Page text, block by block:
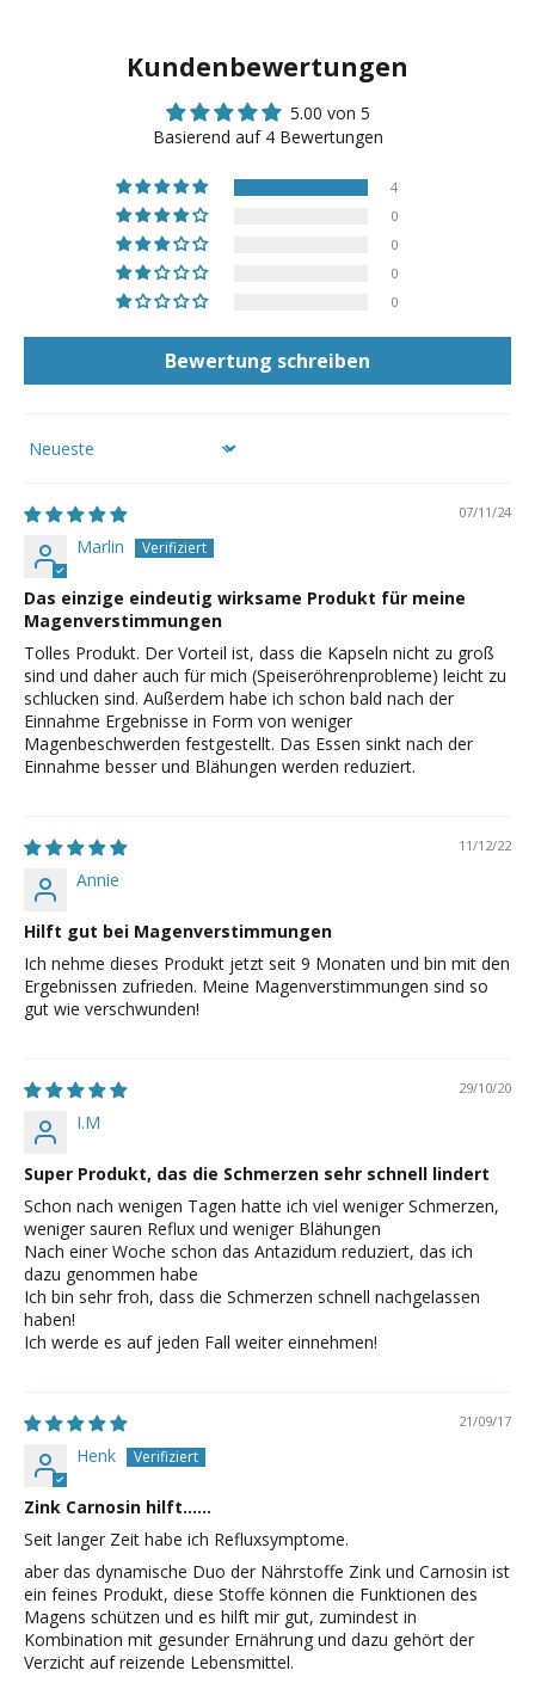
Kundenbewertungen
5.00 von 5
Basierend auf 4 Bewertungen
4
0
0
0
0
Bewertung schreiben
Sort by
07/11/24
Marlin
Das einzige eindeutig wirksame Produkt für meine
Magenverstimmungen
Tolles Produkt. Der Vorteil ist, dass die Kapseln nicht zu groß
sind und daher auch für mich (Speiseröhrenprobleme) leicht zu
schlucken sind. Außerdem habe ich schon bald nach der
Einnahme Ergebnisse in Form von weniger
Magenbeschwerden festgestellt. Das Essen sinkt nach der
Einnahme besser und Blähungen werden reduziert.
11/12/22
Annie
Hilft gut bei Magenverstimmungen
Ich nehme dieses Produkt jetzt seit 9 Monaten und bin mit den
Ergebnissen zufrieden. Meine Magenverstimmungen sind so
gut wie verschwunden!
29/10/20
I.M
Super Produkt, das die Schmerzen sehr schnell lindert
Schon nach wenigen Tagen hatte ich viel weniger Schmerzen,
weniger sauren Reflux und weniger Blähungen
Nach einer Woche schon das Antazidum reduziert, das ich
dazu genommen habe
Ich bin sehr froh, dass die Schmerzen schnell nachgelassen
haben!
Ich werde es auf jeden Fall weiter einnehmen!
21/09/17
Henk
Zink Carnosin hilft......
Seit langer Zeit habe ich Refluxsymptome.
aber das dynamische Duo der Nährstoffe Zink und Carnosin ist
ein feines Produkt, diese Stoffe können die Funktionen des
Magens schützen und es hilft mir gut, zumindest in
Kombination mit gesunder Ernährung und dazu gehört der
Verzicht auf reizende Lebensmittel.